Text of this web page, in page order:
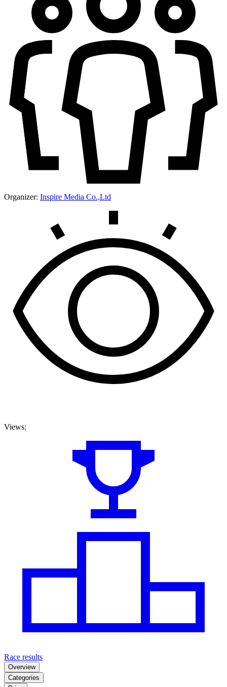
Organizer: Inspire Media Co.,Ltd
Views:
Race results
Overview
Categories